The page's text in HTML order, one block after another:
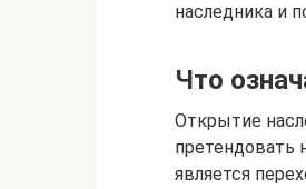
наследника и
Что
Открытие
претендовать
является